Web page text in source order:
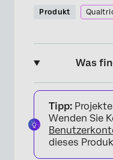
Produkt
Was
Simulator
Simulator teilen
FAQs
Tipp:
Wenden Sie
dieses